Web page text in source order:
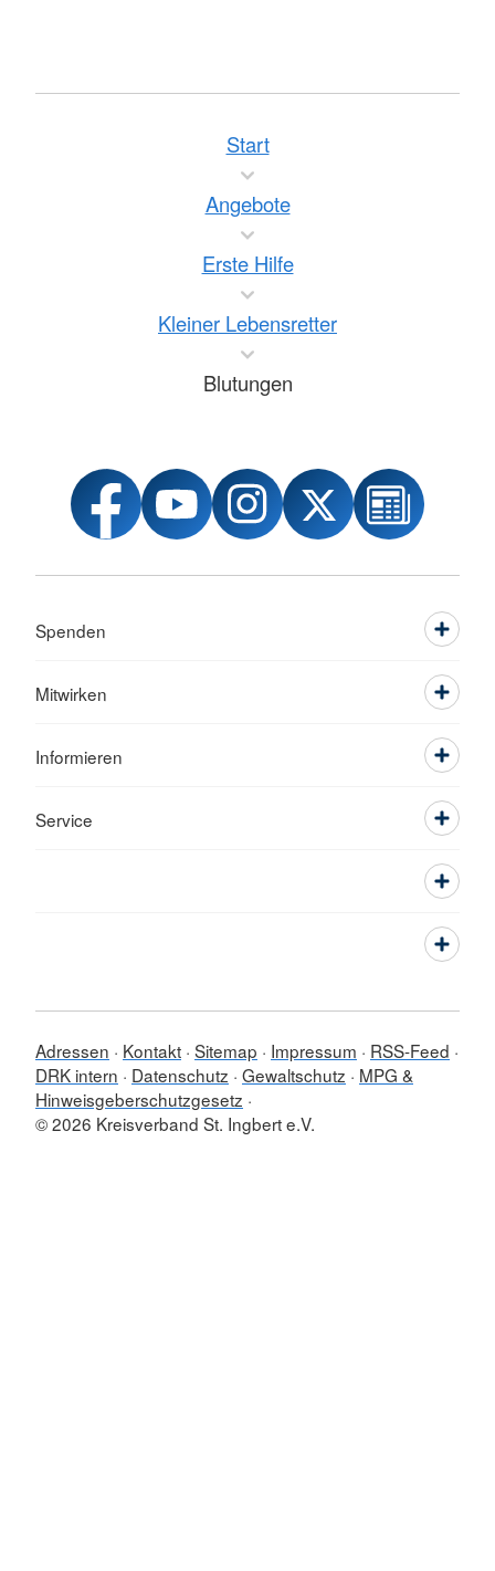
Start
Angebote
Erste Hilfe
Kleiner Lebensretter
Blutungen
Spenden
Mitwirken
Informieren
Service
Adressen Kontakt Sitemap Impressum
RSS-Feed
DRK intern
Datenschutz Gewaltschutz
MPG &
Hinweisgeberschutzgesetz
© 2026 Kreisverband St. Ingbert e.V.